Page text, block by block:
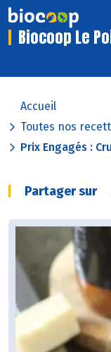
Biocoop Le
Accueil
Toutes nos
Prix Engagés :
Partager sur